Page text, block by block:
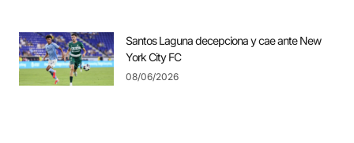
Santos Laguna decepciona y cae ante New
York City FC
08/06/2026